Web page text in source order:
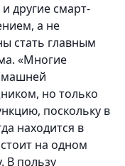
другие смарт-
а не
стать главным
«Многие
но только
поскольку в
находится в
на одном
В пользу